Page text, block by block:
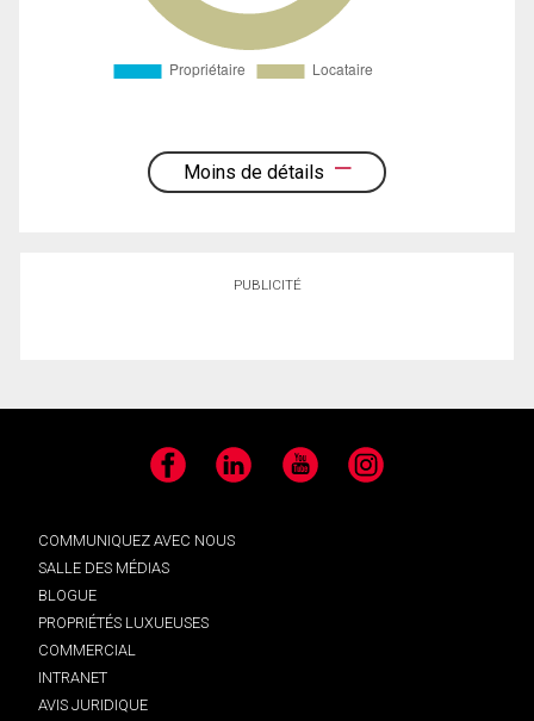
Moins de détails
PUBLICITÉ
Facebook LinkedIn YouTube Instagram
COMMUNIQUEZ AVEC NOUS
SALLE DES MÉDIAS
BLOGUE
PROPRIÉTÉS LUXUEUSES
COMMERCIAL
INTRANET
AVIS JURIDIQUE